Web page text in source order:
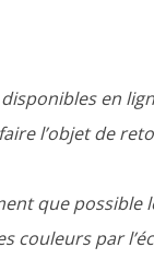
en
l’objet de
que
couleurs par